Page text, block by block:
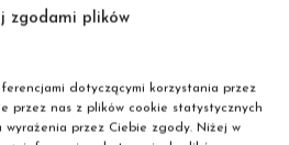
zgodami plików
dotyczącymi korzystania przez
przez nas z plików cookie statystycznych
wyrażenia przez Ciebie zgody. Niżej w
wyzwania i satysfakcję,
wybór. To praca, która